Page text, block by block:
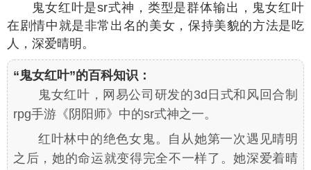
鬼女红叶是sr式神，类型是群体输出，鬼女红叶
在剧情中就是非常出名的美女，保持美貌的方法是吃
人，深爱晴明。
“鬼女红叶”的百科知识：
鬼女红叶，网易公司研发的3d日式和风回合制
rpg手游《阴阳师》中的sr式神之一。
红叶林中的绝色女鬼。自从她第一次遇见晴明
之后，她的命运就变得完全不一样了。她深爱着晴